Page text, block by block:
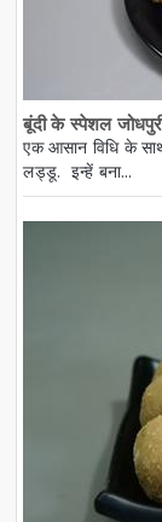
बूंदी के स्पेशल
एक आसान विधि के
लड्डू. इन्हें बना...